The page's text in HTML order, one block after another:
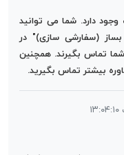
دارد. شما می توانید
(سفارشی سازی)" در
تماس بگیرند. همچنین